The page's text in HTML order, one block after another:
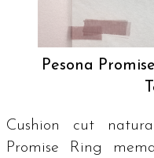
Pesona
Cushion cut
Promise Ring